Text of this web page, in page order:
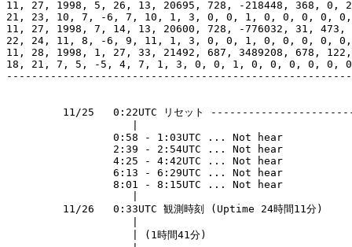
11, 27, 1998, 5, 26, 13, 20695, 728, -218448, 368, 0,
21, 23, 10, 7, -6, 7, 10, 1, 3, 0, 0, 1, 0, 0, 0, 0, 0,
11, 27, 1998, 7, 14, 13, 20600, 728, -776032, 31,
22, 24, 11, 8, -6, 9, 11, 1, 3, 0, 0, 1, 0, 0, 0, 0, 0,
11, 28, 1998, 1, 27, 33, 21492, 687, 3489208, 678,
18, 21, 7, 5, -5, 4, 7, 1, 3, 0, 0, 1, 0, 0, 0, 0, 0,
11/25   0:22UTC リセット
0:58 - 1:03UTC ... Not hear
2:39 - 2:54UTC ... Not hear
4:25 - 4:42UTC ... Not hear
6:13 - 6:29UTC ... Not hear
8:01 - 8:15UTC ... Not hear
11/26   0:33UTC 観測時刻 (Uptime 24時間11分)
| (1時間41分)